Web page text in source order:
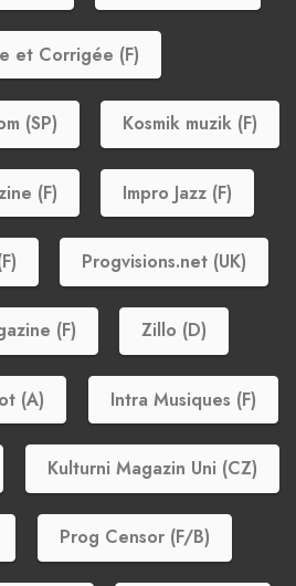
et Corrigée (F)
(SP) Kosmik muzik (F)
(F) Impro Jazz (F)
Progvisions.net (UK)
(F) Zillo (D)
(A) Intra Musiques (F)
Kulturni Magazin Uni (CZ)
Prog Censor (F/B)